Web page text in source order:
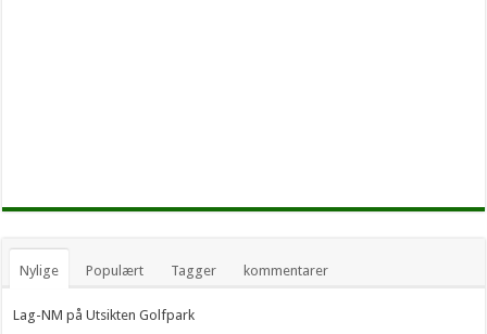
Nylige Populært Tagger kommentarer
Lag-NM på Utsikten Golfpark